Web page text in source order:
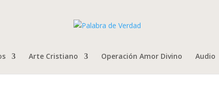
Arte Cristiano Operación Amor Divino Audio